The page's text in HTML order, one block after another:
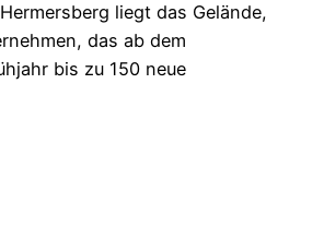
liegt das Gelände,
das ab dem
bis zu 150 neue